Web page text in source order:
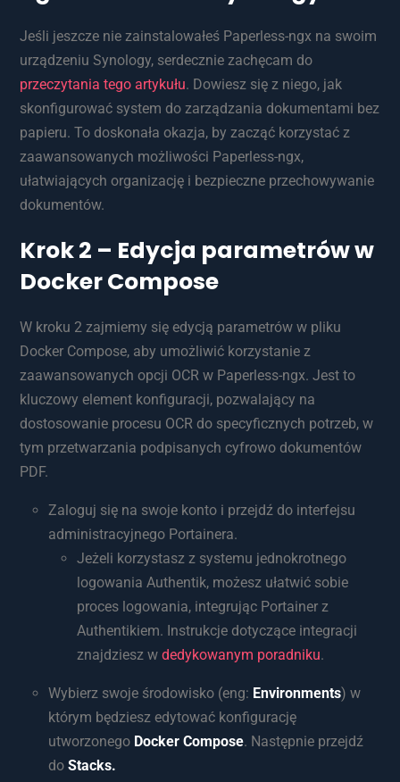
Jeśli jeszcze nie zainstalowałeś Paperless-ngx na swoim
urządzeniu Synology, serdecznie zachęcam do
przeczytania tego artykułu. Dowiesz się z niego, jak
skonfigurować system do zarządzania dokumentami bez
papieru. To doskonała okazja, by zacząć korzystać z
zaawansowanych możliwości Paperless-ngx,
ułatwiających organizację i bezpieczne przechowywanie
dokumentów.
Krok 2 – Edycja parametrów w
Docker Compose
W kroku 2 zajmiemy się edycją parametrów w pliku
Docker Compose, aby umożliwić korzystanie z
zaawansowanych opcji OCR w Paperless-ngx. Jest to
kluczowy element konfiguracji, pozwalający na
dostosowanie procesu OCR do specyficznych potrzeb, w
tym przetwarzania podpisanych cyfrowo dokumentów
PDF.
Zaloguj się na swoje konto i przejdź do interfejsu
administracyjnego Portainera.
Jeżeli korzystasz z systemu jednokrotnego
logowania Authentik, możesz ułatwić sobie
proces logowania, integrując Portainer z
Authentikiem. Instrukcje dotyczące integracji
znajdziesz w dedykowanym poradniku.
Wybierz swoje środowisko (eng: Environments) w
którym będziesz edytować konfigurację
utworzonego Docker Compose. Następnie przejdź
do Stacks.